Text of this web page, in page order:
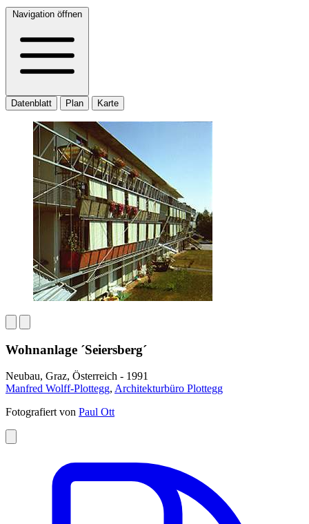
Navigation öffnen
Datenblatt Plan Karte
Wohnanlage ´Seiersberg´
Neubau, Graz, Österreich - 1991
Manfred Wolff-Plottegg, Architekturbüro Plottegg
Fotografiert von Paul Ott